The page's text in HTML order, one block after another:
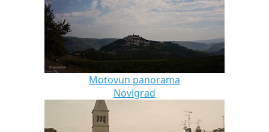
Motovun panorama
Novigrad